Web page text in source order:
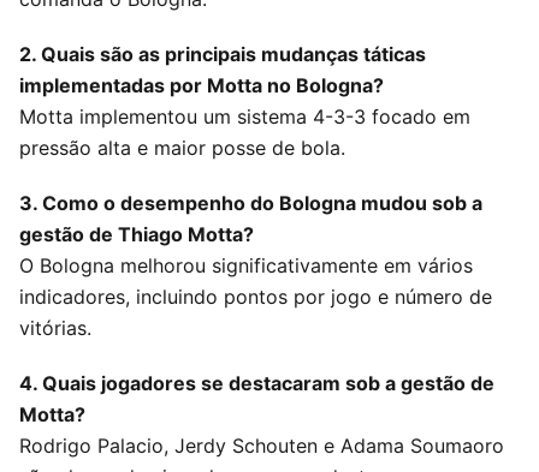
2. Quais são as principais mudanças táticas
implementadas por Motta no Bologna?
Motta implementou um sistema 4-3-3 focado em
pressão alta e maior posse de bola.
3. Como o desempenho do Bologna mudou sob a
gestão de Thiago Motta?
O Bologna melhorou significativamente em vários
indicadores, incluindo pontos por jogo e número de
vitórias.
4. Quais jogadores se destacaram sob a gestão de
Motta?
Rodrigo Palacio, Jerdy Schouten e Adama Soumaoro